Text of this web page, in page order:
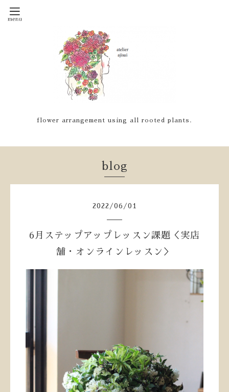
flower arrangement using all rooted plants.
blog
2022 /06 /01
6月ステップアップレッスン課題＜実店
舗・オンラインレッスン＞